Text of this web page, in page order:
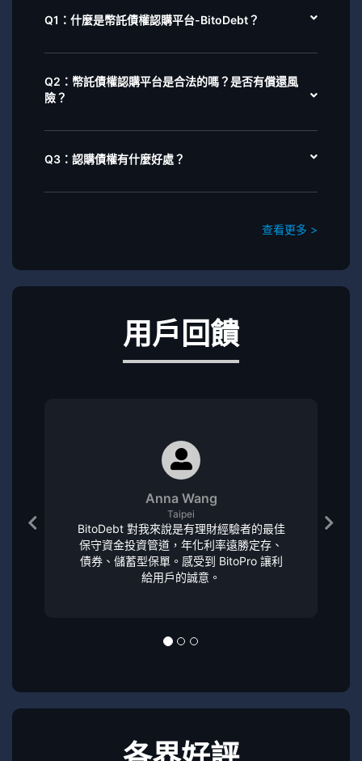
Q1：什麼是幣託債權認購平台-BitoDebt？
Q2：幣託債權認購平台是合法的嗎？是否有償還風
險？
Q3：認購債權有什麼好處？
查看更多 >
用戶回饋
Anna Wang
Taipei
BitoDebt 對我來說是有理財經驗者的最佳
保守資金投資管道，年化利率遠勝定存、
債券、儲蓄型保單。感受到 BitoPro 讓利
給用戶的誠意。